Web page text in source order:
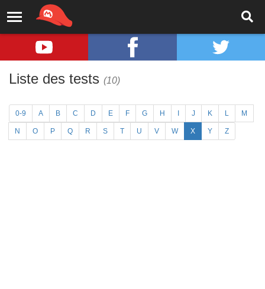
Liste des tests (10)
0-9 A B C D E F G H J K L M
N O P Q R S T U V W X Y Z